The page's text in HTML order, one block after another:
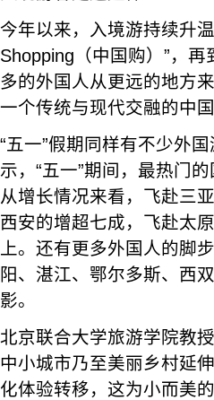
今年以来，入境游持续升
Shopping（中国购）”，
多的外国人从更远的地方
一个传统与现代交融的中国
“五一”假期同样有不少外
示，“五一”期间，最热门
从增长情况来看，飞赴三
西安的增超七成，飞赴太
上。还有更多外国人的脚
阳、湛江、鄂尔多斯、西
影。
北京联合大学旅游学院教
中小城市乃至美丽乡村延
化体验转移，这为小而美